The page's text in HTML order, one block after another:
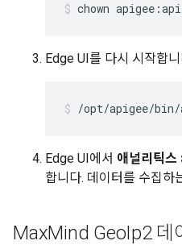
chown
Edge UI를 다시 시작합니
/opt/apigee/
Edge UI에서 애널리틱
합니다. 데이터를 수집하
MaxMind GeoIp2 데